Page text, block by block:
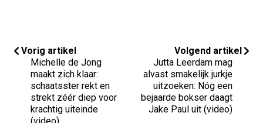
Vorig artikel
Michelle de Jong
maakt zich klaar:
schaatsster rekt en
strekt zéér diep voor
krachtig uiteinde
Volgend artikel
Jutta Leerdam mag
alvast smakelijk jurkje
uitzoeken: Nóg een
bejaarde bokser daagt
Jake Paul uit (video)